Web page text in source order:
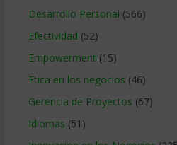
Desarrollo Personal (566)
Efectividad (52)
Empowerment (15)
Etica en los negocios (46)
Gerencia de Proyectos (67)
Idiomas (51)